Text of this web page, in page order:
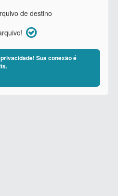
de destino
Sua conexão é